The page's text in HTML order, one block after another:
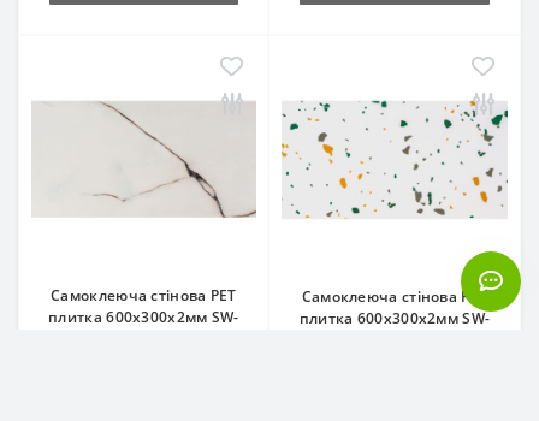
Самоклеюча стінова PET
плитка 600х300х2мм SW-
Самоклеюча стінова PET
плитка 600х300х2мм SW-